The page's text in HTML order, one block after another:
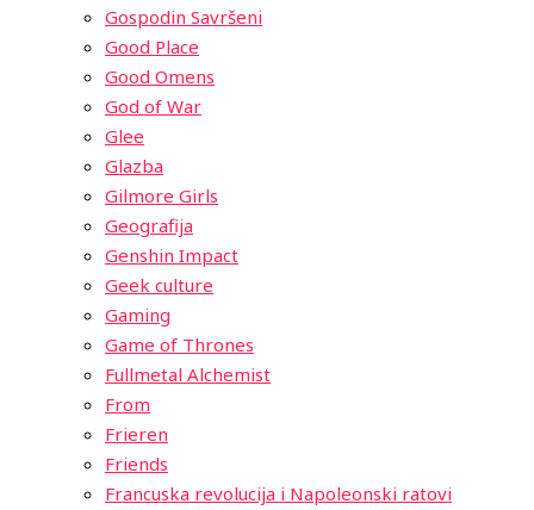
Gospodin Savršeni
Good Place
Good Omens
God of War
Glee
Glazba
Gilmore Girls
Geografija
Genshin Impact
Geek culture
Gaming
Game of Thrones
Fullmetal Alchemist
From
Frieren
Friends
Francuska revolucija i Napoleonski ratovi